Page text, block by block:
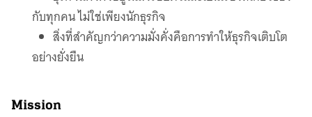
กับทุกคน ไม่ใช่เพียงนักธุรกิจ
สิ่งที่สำคัญกว่าความมั่งคั่งคือการทำให้ธุรกิจเติบโต
อย่างยั่งยืน
Mission